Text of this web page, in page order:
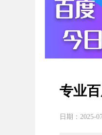
专业
日期：2025-